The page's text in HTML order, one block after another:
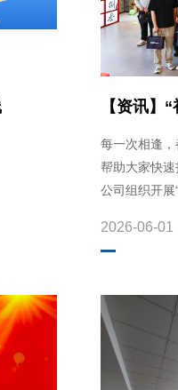
【资讯】
每一次相逢，
帮助大家快速
公司组织开展
2026-06-01